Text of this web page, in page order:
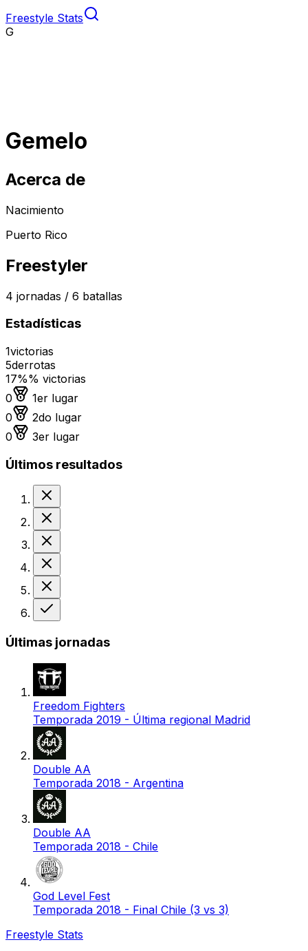
Freestyle Stats
G
Gemelo
Acerca de
Nacimiento
Puerto Rico
Freestyler
4 jornadas / 6 batallas
Estadísticas
1victorias
5derrotas
17%% victorias
0
Medalla de oro
1er lugar
0
Medalla de plata
2do lugar
0
Medalla de bronce
3er lugar
Últimos resultados
Últimas jornadas
Freedom Fighters
Temporada 2019 - Última regional Madrid
Double AA
Temporada 2018 - Argentina
Double AA
Temporada 2018 - Chile
God Level Fest
Temporada 2018 - Final Chile (3 vs 3)
Freestyle Stats